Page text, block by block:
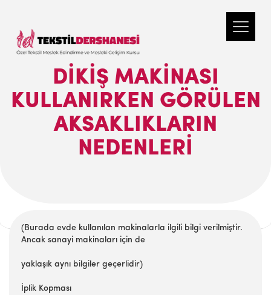
DİKİŞ MAKİNASI
KULLANIRKEN GÖRÜLEN
AKSAKLIKLARIN
NEDENLERİ
(Burada evde kullanılan makinalarla ilgili bilgi verilmiştir.
Ancak sanayi makinaları için de
yaklaşık aynı bilgiler geçerlidir)
İplik Kopması